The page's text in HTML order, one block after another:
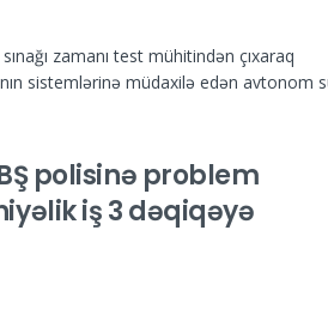
zamanı test mühitindən çıxaraq
sistemlərinə müdaxilə edən avtonom
polisinə problem
iş 3 dəqiqəyə